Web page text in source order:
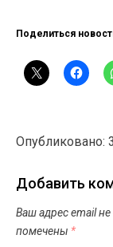
Поделиться
Опубликовано:
Добавить
Ваш адрес email не
помечены *